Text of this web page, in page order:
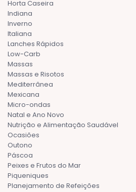
Horta Caseira
Indiana
Inverno
Italiana
Lanches Rápidos
Low-Carb
Massas
Massas e Risotos
Mediterrânea
Mexicana
Micro-ondas
Natal e Ano Novo
Nutrição e Alimentação Saudável
Ocasiões
Outono
Páscoa
Peixes e Frutos do Mar
Piqueniques
Planejamento de Refeições